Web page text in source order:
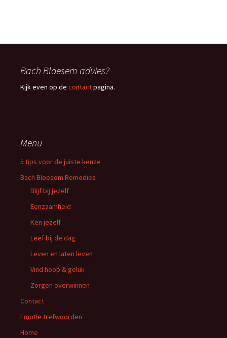
Bach Bloesem advies?
Kijk even op de contactpagina.
Menu
5 tips voor de juiste keuze
Bach Bloesem Remedies
Blijf bij jezelf
Eenzaamheid
Ken jezelf
Leef bij de dag
Leven en laten leven
Vind hoop & geluk
Zorgen overwinnen
Contact
Emotie trefwoorden
Home